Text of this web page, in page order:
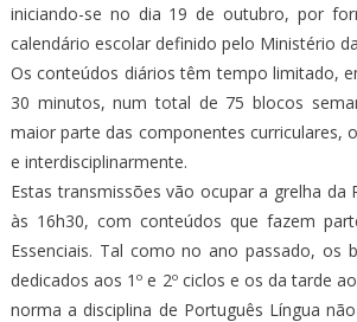
iniciando-se no dia 19 de outubro, por
calendário escolar definido pelo Ministério
Os conteúdos diários têm tempo limitado,
30 minutos, num total de 75 blocos
maior parte das componentes curriculares,
e interdisciplinarmente.
Estas transmissões vão ocupar a grelha da
às 16h30, com conteúdos que fazem
Essenciais. Tal como no ano passado, os
dedicados aos 1º e 2º ciclos e os da tarde
norma a disciplina de Português Língua